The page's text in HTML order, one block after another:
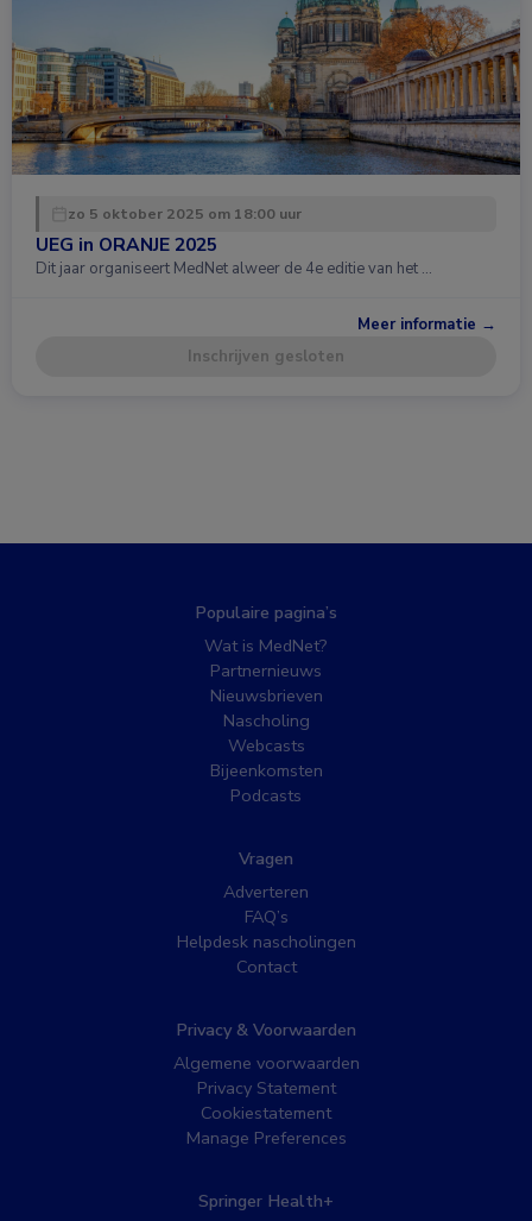
zo 5 oktober 2025 om 18:00 uur
UEG in ORANJE 2025
Dit jaar organiseert MedNet alweer de 4e editie van het …
Meer informatie →
Inschrijven gesloten
Populaire pagina’s
Wat is MedNet?
Partnernieuws
Nieuwsbrieven
Nascholing
Webcasts
Bijeenkomsten
Podcasts
Vragen
Adverteren
FAQ’s
Helpdesk nascholingen
Contact
Privacy & Voorwaarden
Algemene voorwaarden
Privacy Statement
Cookiestatement
Manage Preferences
Springer Health+